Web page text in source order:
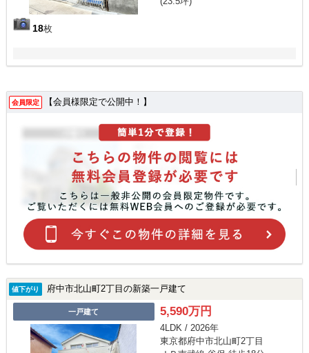
18枚
会員限定 【会員様限定で公開中！】
値下がり 府中市北山町2丁目の新築一戸建て
一戸建て 5,590万円
4LDK / 2026年
東京都府中市北山町2丁目